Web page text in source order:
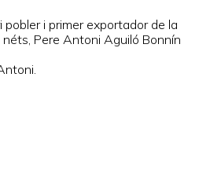
i primer exportador de la
Pere Antoni Aguiló Bonnín